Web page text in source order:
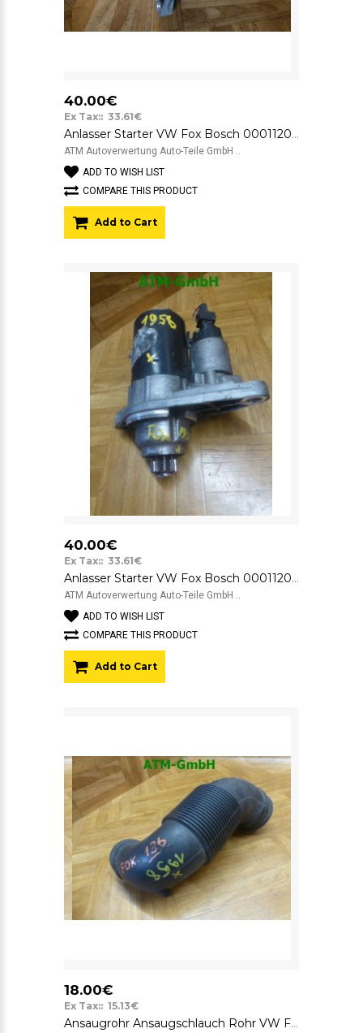
40.00€
Ex Tax:: 33.61€
Anlasser Starter VW Fox Bosch 0001120400 02T911023G 20080620 1005831281
ATM Autoverwertung Auto-Teile GmbH ..
ADD TO WISH LIST
COMPARE THIS PRODUCT
Add to Cart
40.00€
Ex Tax:: 33.61€
Anlasser Starter VW Fox Bosch 0001120400 12v 02T911023
ATM Autoverwertung Auto-Teile GmbH ..
ADD TO WISH LIST
COMPARE THIS PRODUCT
Add to Cart
18.00€
Ex Tax:: 15.13€
Ansaugrohr Ansaugschlauch Rohr VW Fox 6Y0139684B